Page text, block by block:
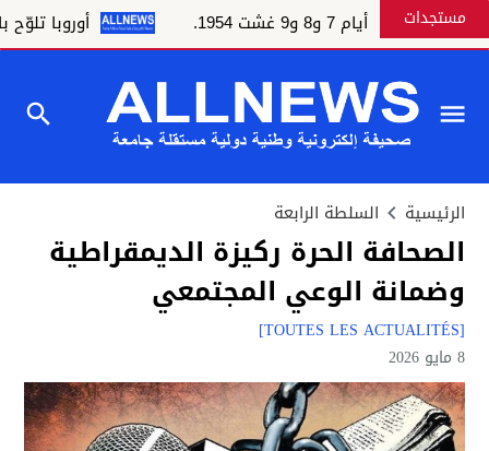
مستجدات
و8 و9 غشت 1954. أوروبا تلوّح
الرئيسية السلطة الرابعة
الصحافة الحرة ركيزة الديمقراطية
وضمانة الوعي المجتمعي
[TOUTES LES ACTUALITÉS]
8 مايو 2026